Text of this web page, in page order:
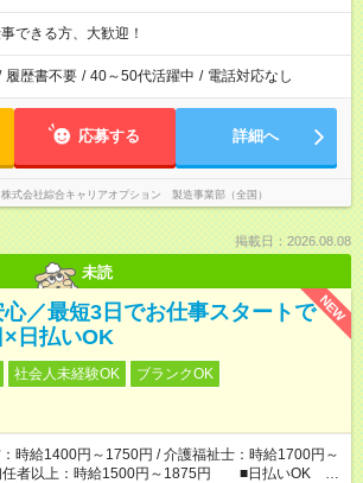
できる方、大歓迎！
履歴書不要 / 40～50代活躍中 / 電話対応なし
応募する 詳細へ
株式会社綜合キャリアオプション 製造事業部（全国）
掲載日：2026.08.08
未読
NEW
／最短3日でお仕事スタートで
×日払いOK
社会人未経験OK
ブランクOK
時給1400円～1750円 / 介護福祉士：時給1700円～
任者以上：時給1500円～1875円 ■日払いOK ■